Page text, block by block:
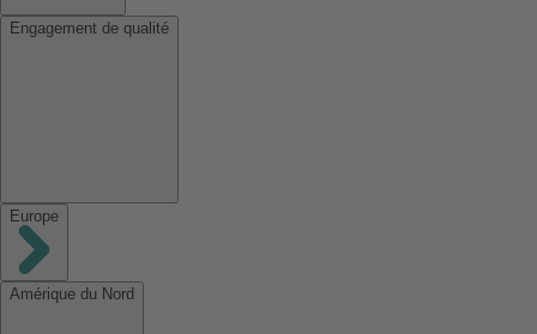
Engagement de qualité
Europe
Amérique du Nord